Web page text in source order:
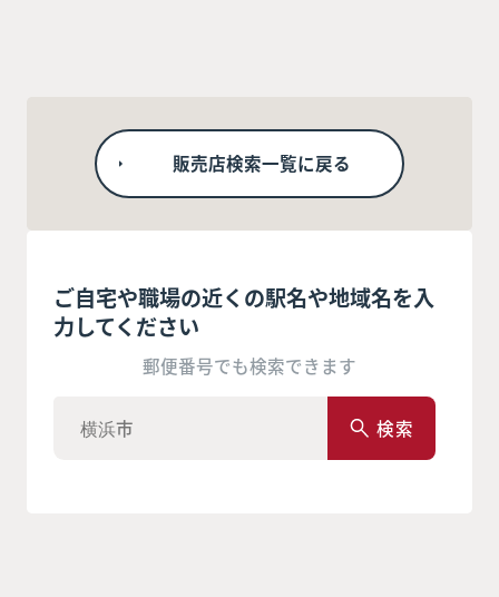
販売店検索一覧に戻る
ご自宅や職場の近くの駅名や地域名を入
力してください
郵便番号でも検索できます
検索